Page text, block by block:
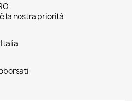
la nostra priorità